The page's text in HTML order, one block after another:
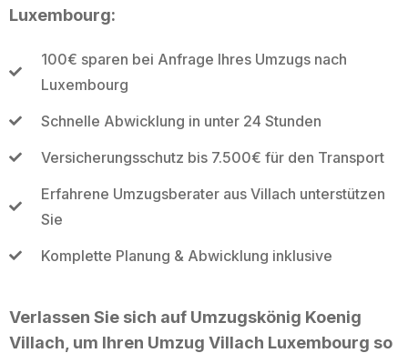
Luxembourg:
100€ sparen bei Anfrage Ihres Umzugs nach
Luxembourg
Schnelle Abwicklung in unter 24 Stunden
Versicherungsschutz bis 7.500€ für den Transport
Erfahrene Umzugsberater aus Villach unterstützen
Sie
Komplette Planung & Abwicklung inklusive
Verlassen Sie sich auf Umzugskönig Koenig
Villach, um Ihren Umzug Villach Luxembourg so